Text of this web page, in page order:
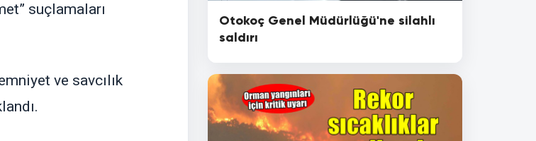
suçlamaları
ve savcılık
Otokoç Genel Müdürlüğü'ne silahlı
saldırı